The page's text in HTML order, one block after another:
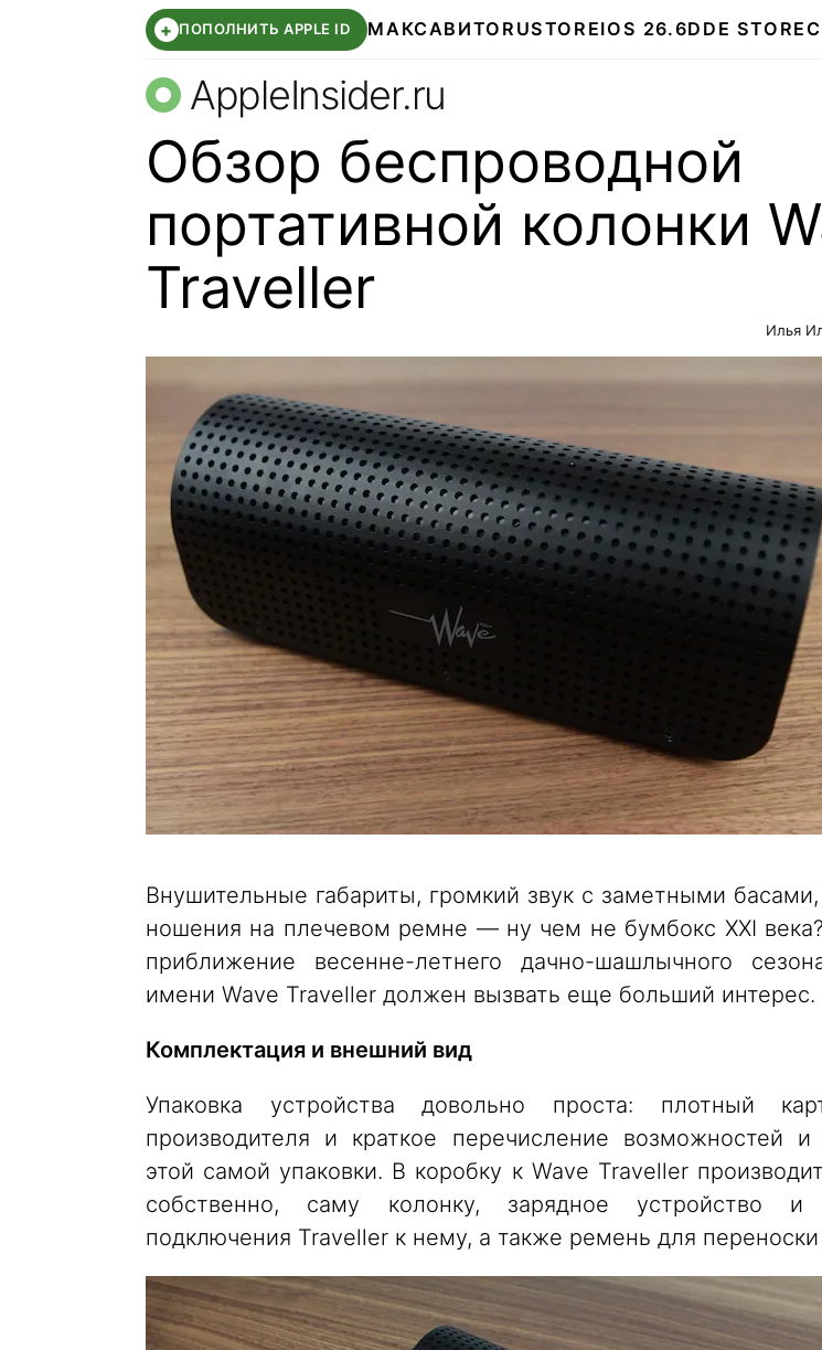
+ ПОПОЛНИТЬ APPLE ID МАКСАВИТО RUSTOREIOS 26.6DDE STORE
AppleInsider.ru
Обзор беспроводной
портативной колонки
Traveller
Илья
Внушительные габариты, громкий звук с заметными
ношения на плечевом ремне — ну чем не бумбокс XXI
приближение весенне-летнего дачно-шашлычного
имени Wave Traveller должен вызвать еще больший интерес.
Комплектация и внешний вид
Упаковка устройства довольно проста: плотный
производителя и краткое перечисление возможностей
этой самой упаковки. В коробку к Wave Traveller
собственно, саму колонку, зарядное устройство
подключения Traveller к нему, а также ремень для переноски